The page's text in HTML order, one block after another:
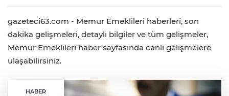
gazeteci63.com - Memur Emeklileri haberleri, son
dakika gelişmeleri, detaylı bilgiler ve tüm gelişmeler,
Memur Emeklileri haber sayfasında canlı gelişmelere
ulaşabilirsiniz.
HABER